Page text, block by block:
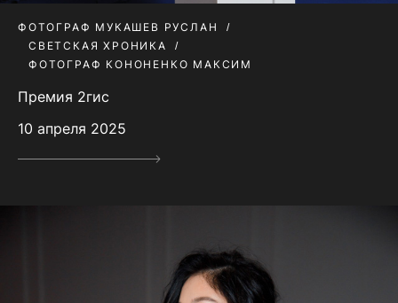
ФОТОГРАФ МУКАШЕВ РУСЛАН
СВЕТСКАЯ ХРОНИКА
ФОТОГРАФ КОНОНЕНКО МАКСИМ
Премия 2гис
10 апреля 2025